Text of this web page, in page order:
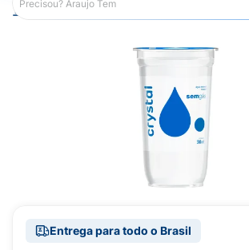
Araujo Mercado
Entrega para todo o Brasil